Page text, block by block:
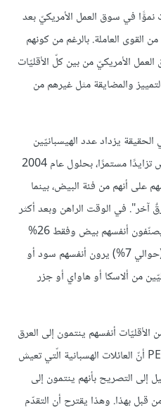
نموًّا في سوق العمل الأمريكيّ بعد
الآسيويّة. حيث يشكّلون 17% من القوى العاملة. بالرغم من كونهم
الأمريكيّ من بين كلّ الأقليّات
والمضايقة مثل غيرهم من
يزداد عدد الهيسبانيّين
الذين يصنّفون أنفسهم على أنّهم بيض تزايدًا مستمرًا، بحلول عام 2004
على أنهم من فئة البيض، بينما
آخر". في الوقت الراهن وبعد أكثر
من 10 أعوام 66% من الهسبانيين يصنّفون أنفسهم بيض وفقط 26%
يرون أنفسهم "عرقًا آخر". المتبقّون (حوالي 7%) يرون أنفسهم سود أو
من ألاسكا أو هاواي أو جزر
أنفسهم ينتمون إلى العرق
الأبيض؟ وجدت دراسة من معهد PEW أنّ العائلات الهسبانية الّتي تعيش
إلى التصريح بأنهم ينتمون إلى
قبل بهذا. وهذا يقترح أن التقدّم